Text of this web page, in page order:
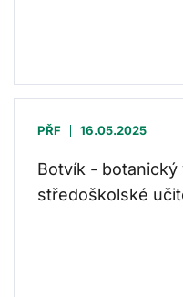
PŘF 16.05.2025
Botvík - botanický
středoškolské